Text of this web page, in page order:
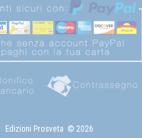
Edizioni Prosveta © 2026